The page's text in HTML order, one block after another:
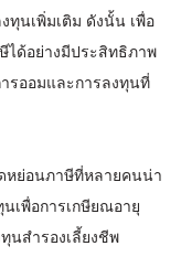
ทุนเพิ่มเติม ดังนั้น เพื่อ
ได้อย่างมีประสิทธิภาพ
รออมและการลงทุนที่
หย่อนภาษีที่หลายคนน่า
เพื่อการเกษียณอายุ
นสำรองเลี้ยงชีพ